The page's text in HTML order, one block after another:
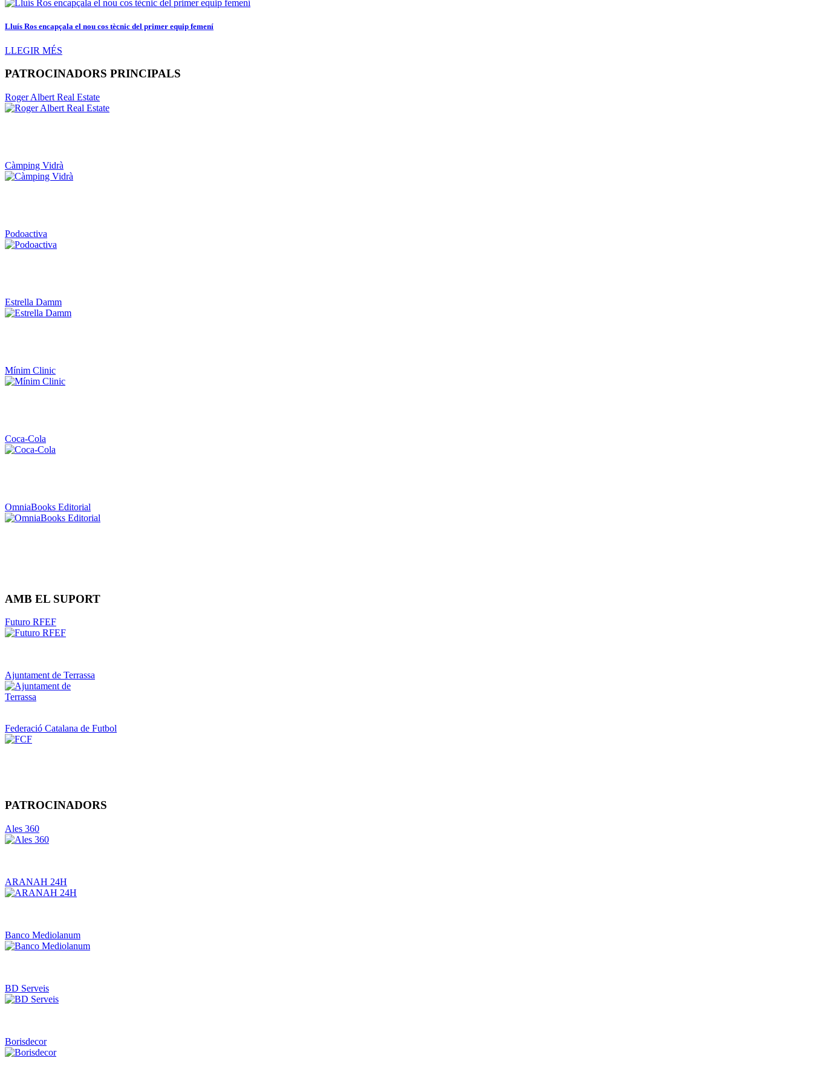
Lluís Ros encapçala el nou cos tècnic del primer equip femení
LLEGIR MÉS
PATROCINADORS PRINCIPALS
Roger Albert Real Estate
Càmping Vidrà
Podoactiva
Estrella Damm
Mínim Clinic
Coca-Cola
OmniaBooks Editorial
AMB EL SUPORT
Futuro RFEF
Ajuntament de Terrassa
Federació Catalana de Futbol
PATROCINADORS
Ales 360
ARANAH 24H
Banco Mediolanum
BD Serveis
Borisdecor